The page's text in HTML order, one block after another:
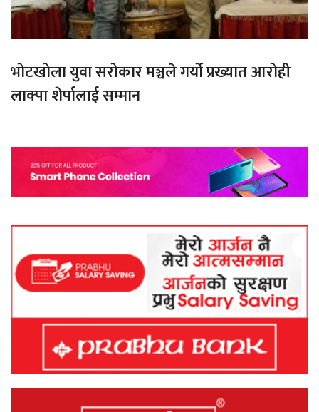
भोटखोला युवा सरोकार मञ्चले गर्यो प्रख्यात आरोही
लाक्पा शेर्पालाई सम्मान